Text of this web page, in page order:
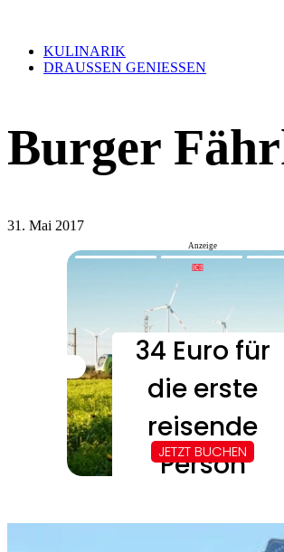
KULINARIK
DRAUSSEN GENIESSEN
Burger
31. Mai 2017
Anzeige